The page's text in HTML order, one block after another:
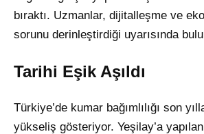
bıraktı. Uzmanlar, dijitalleşme ve
sorunu derinleştirdiği uyarısında
Tarihi Eşik Aşıldı
Türkiye’de kumar bağımlılığı son
yükseliş gösteriyor. Yeşilay’a